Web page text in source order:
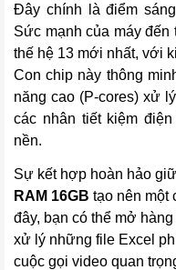
Đây chính là điểm
Sức mạnh của máy
thế hệ 13 mới nhất, với
Con chip này thông
năng cao (P-cores) xử
các nhân tiết kiệm
nền.
Sự kết hợp hoàn hảo
RAM 16GB tạo nên một
đây, bạn có thể mở
xử lý những file Excel
cuộc gọi video quan